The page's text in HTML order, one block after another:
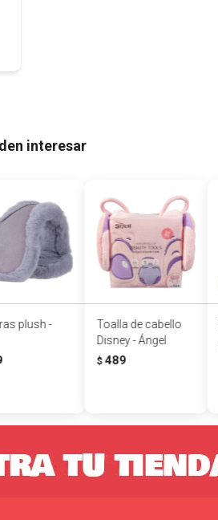
interesar
plush -
Toalla de cabello
Disney - Ángel
$ 489